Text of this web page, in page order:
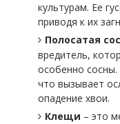
культурам. Ее
приводя к их
Полосатая
вредитель,
особенно сосны.
что вызывает
опадение хвои.
Клещи – это